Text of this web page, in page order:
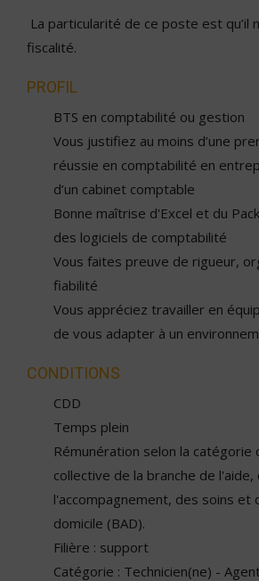
La particularité de ce poste est qu’il
fiscalité.
PROFIL
BTS en comptabilité ou gestion
Vous justifiez au moins d’une
réussie en comptabilité en
d’un cabinet comptable
Bonne maîtrise d'Excel et du
des logiciels de comptabilité
Vous faites preuve de rigueur,
fiabilité
Vous appréciez travailler en
de vous adapter à un
CONDITIONS
CDD
Temps plein
Rémunération selon la catégorie
collective de la branche de l'aide,
l'accompagnement, des soins et
domicile (BAD).
Filière : support
Catégorie : Technicien(ne) -